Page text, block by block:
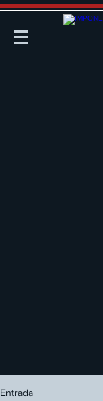
Entrada